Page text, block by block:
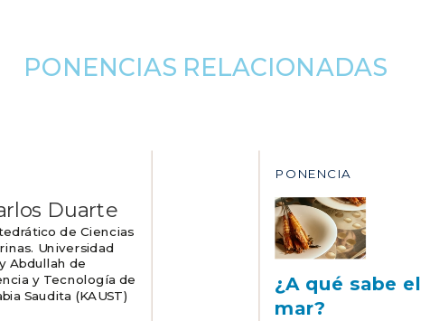
PONENCIAS RELACIONADAS
Duarte
de Ciencias
Universidad
Abdullah de
y Tecnología de
Saudita (KAUST)
PONENCIA
¿A qué sabe el
mar?